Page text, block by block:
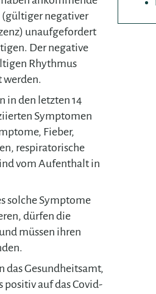
(gültiger negativer
un­auf­gefordert
Der negative
Rhythmus
werden.
in den letzten 14
Symptomen
Fieber,
respiratorische
vom Aufenthalt in
solche Symptome
dürfen die
müssen ihren
Gesundheitsamt,
positiv auf das Covid-